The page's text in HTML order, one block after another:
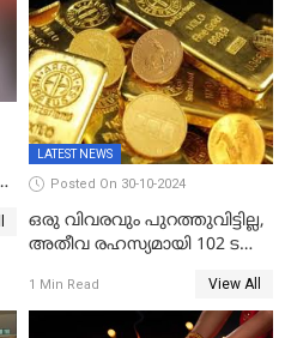
LATEST NEWS
Posted On 30-10-2024
ഒരു വിവരവും പുറത്തുവിട്ടില്ല,
അതീവ രഹസ്യമായി 102 ടൺ
ഇന്ത്യയിലേക്കെത്തിച്ചു
1 Min Read View All